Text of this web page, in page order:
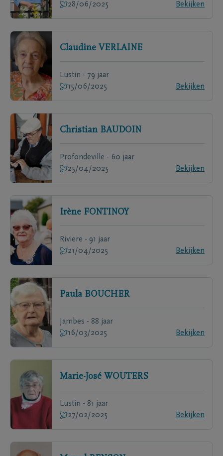
28/06/2025
Bekijken
Claudine VERLAINE
Lustin - 79 jaar
15/06/2025
Bekijken
Christian BAUDOIN
Profondeville - 60 jaar
25/04/2025
Bekijken
Irène FONTINOY
Riviere - 91 jaar
21/04/2025
Bekijken
Paula BOUCHER
Jambes - 88 jaar
16/03/2025
Bekijken
Marie-José WOUTERS
Lustin - 81 jaar
27/02/2025
Bekijken